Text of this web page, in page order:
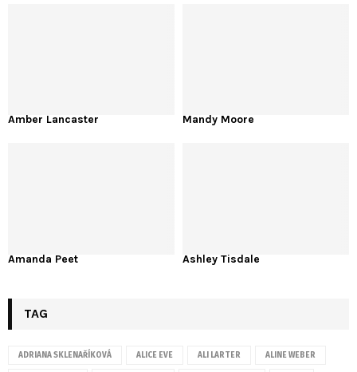
Amber Lancaster Mandy Moore
Amanda Peet Ashley Tisdale
TAG
ADRIANA SKLENAŘÍKOVÁ ALICE EVE ALI LARTER ALINE WEBER